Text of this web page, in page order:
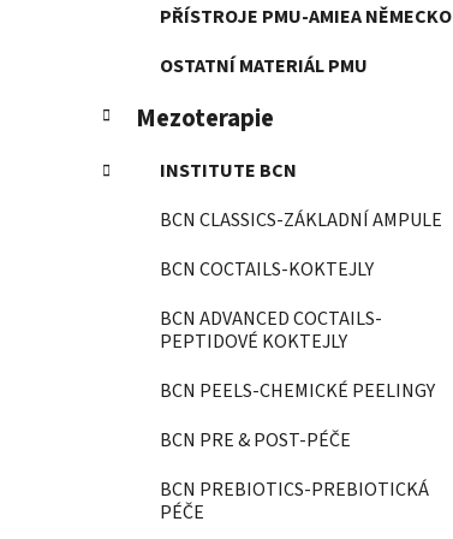
PŘÍSTROJE PMU-AMIEA NĚMECKO
OSTATNÍ MATERIÁL PMU
Mezoterapie
INSTITUTE BCN
BCN CLASSICS-ZÁKLADNÍ AMPULE
BCN COCTAILS-KOKTEJLY
BCN ADVANCED COCTAILS-
PEPTIDOVÉ KOKTEJLY
BCN PEELS-CHEMICKÉ PEELINGY
BCN PRE & POST-PÉČE
BCN PREBIOTICS-PREBIOTICKÁ
PÉČE